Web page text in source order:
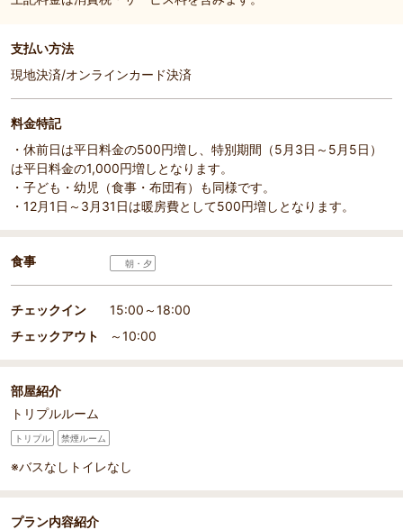
支払い方法
現地決済/オンラインカード決済
料金特記
・休前日は平日料金の500円増し、特別期間（5月3日～5月5日）
は平日料金の1,000円増しとなります。
・子ども・幼児（食事・布団有）も同様です。
・12月1日～3月31日は暖房費として500円増しとなります。
食事 朝・夕
チェックイン
15:00～18:00
チェックアウト
～10:00
部屋紹介
トリプルルーム
トリプル 禁煙ルーム
※バスなしトイレなし
プラン内容紹介